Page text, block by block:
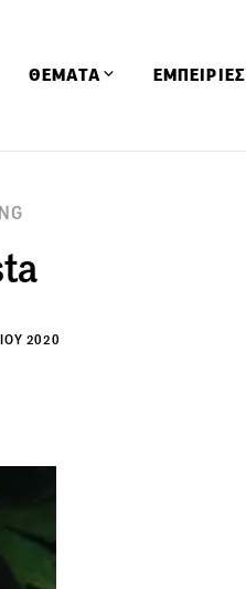
ΘΕΜΑΤΑ
Ειδήσεις
Οινοπνευματώδη
ΕΜΠΕΙΡΙΕΣ
2020